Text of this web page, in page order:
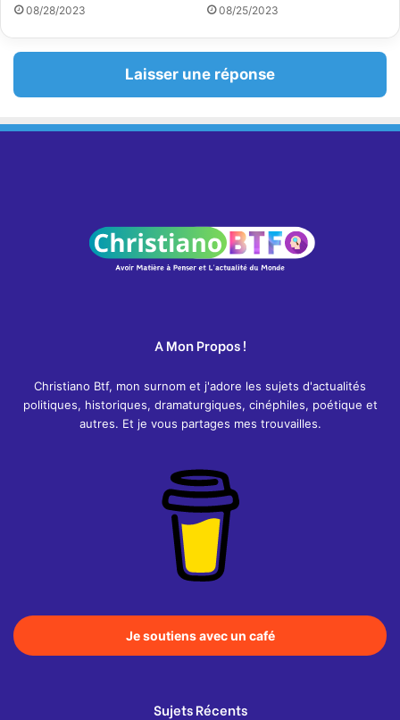
i
08/28/2023 08/25/2023
Laisser une réponse
A Mon Propos !
Christiano Btf, mon surnom et j'adore les sujets d'actualités
politiques, historiques, dramaturgiques, cinéphiles, poétique et
autres. Et je vous partages mes trouvailles.
Je soutiens avec un café
Sujets Récents